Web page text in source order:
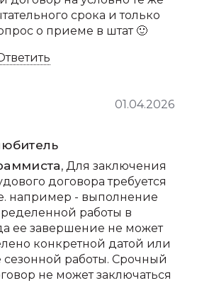
срока и только
о приеме в штат 🙂
01.04.2026
, Для заключения
договора требуется
например - выполнение
работы в
ее завершение не может
конкретной датой или
работы. Срочный
не может заключаться